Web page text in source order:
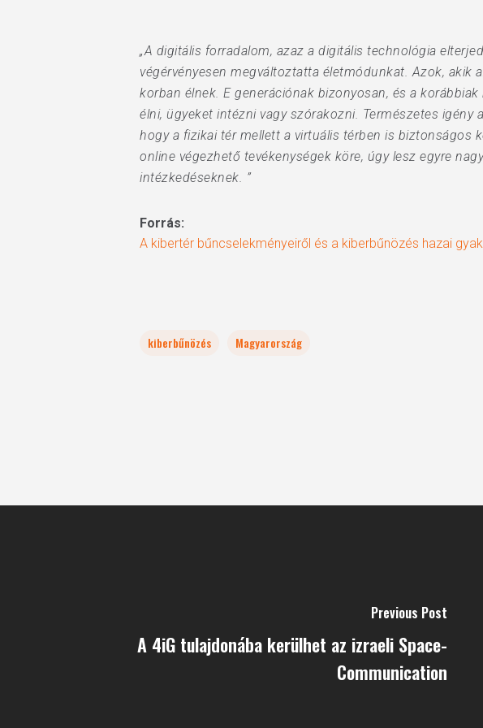
„A digitális forradalom, azaz a digitális technológia
végérvényesen megváltoztatta életmódunkat. Azok, akik
korban élnek. E generációnak bizonyosan, és a
élni, ügyeket intézni vagy szórakozni. Természetes igény
hogy a fizikai tér mellett a virtuális térben is biztonságos
online végezhető tevékenységek köre, úgy lesz egyre
intézkedéseknek. ”
Forrás:
A kibertér bűncselekményeiről és a kiberbűnözés hazai
kiberbűnözés Magyarország
Previous Post
A 4iG tulajdonába kerülhet az izraeli Space-
Communication